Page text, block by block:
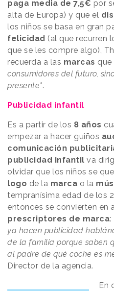
paga media de 7,5€ por
alta de Europa) y que el
los niños se basa en gran
felicidad (al que recurren
que se les compre algo),
recuerda a las marcas que
consumidores del futuro,
presente".
Publicidad infantil
Es a partir de los 8 años
empezar a hacer guiños
comunicación
publicidad infantil va
olvidar que los niños se
logo de la marca o la
tempranísima edad de los
entonces se convierten en
prescriptores de marca:
ya hacen publicidad
de la familia porque saben
al padre de qué coche es
Director de la agencia.
En